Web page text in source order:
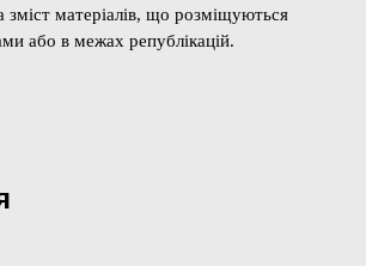
зміст матеріалів, що розміщуються
або в межах републікацій.